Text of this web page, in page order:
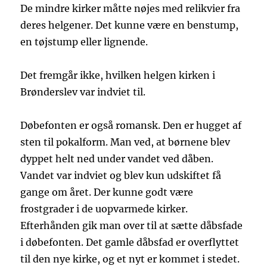
De mindre kirker måtte nøjes med relikvier fra
deres helgener. Det kunne være en benstump,
en tøjstump eller lignende.
Det fremgår ikke, hvilken helgen kirken i
Brønderslev var indviet til.
Døbefonten er også romansk. Den er hugget af
sten til pokalform. Man ved, at børnene blev
dyppet helt ned under vandet ved dåben.
Vandet var indviet og blev kun udskiftet få
gange om året. Der kunne godt være
frostgrader i de uopvarmede kirker.
Efterhånden gik man over til at sætte dåbsfade
i døbefonten. Det gamle dåbsfad er overflyttet
til den nye kirke, og et nyt er kommet i stedet.